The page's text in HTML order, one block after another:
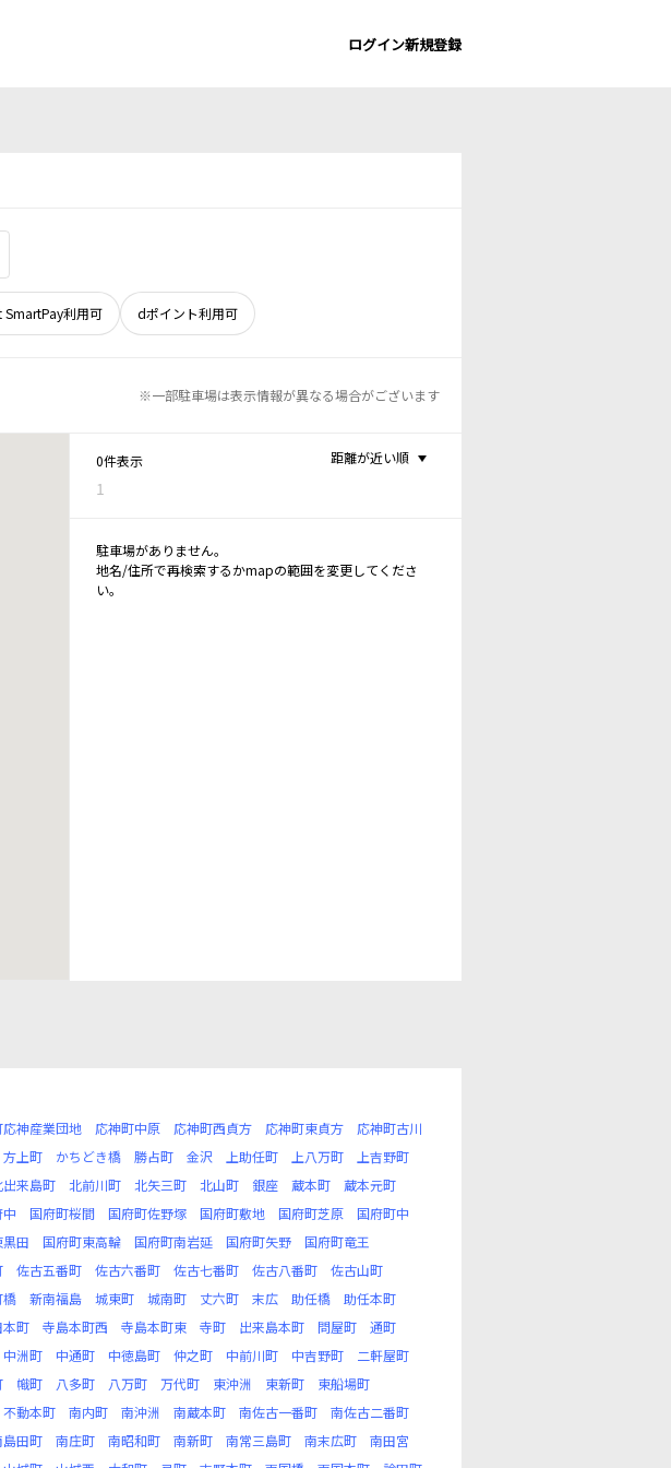
ログイン新規登録
SmartPay利用可 dポイント利用可
※一部駐車場は表示情報が異なる場合がございます
0件表示
1
距離が近い順
駐車場がありません。
地名/住所で再検索するかmapの範囲を変更してくださ
い。
応神産業団地 応神町中原 応神町西貞方 応神町東貞方
応神町古川
方上町 かちどき橋 勝占町 金沢 上助任町 上八万町
上吉野町
出来島町 北前川町 北矢三町 北山町 銀座 蔵本町
蔵本元町
国府町桜間 国府町佐野塚 国府町敷地 国府町芝原
国府町中
田 国府町東高輪 国府町南岩延 国府町矢野
国府町竜王
佐古五番町 佐古六番町 佐古七番町 佐古八番町
佐古山町
橋 新南福島 城東町 城南町 丈六町 末広 助任橋
助任本町
本町 寺島本町西 寺島本町東 寺町 出来島本町 問屋町
通町
中洲町 中通町 中徳島町 仲之町 中前川町 中吉野町
二軒屋町
幟町 八多町 八万町 万代町 東沖洲 東新町
東船場町
不動本町 南内町 南沖洲 南蔵本町 南佐古一番町
南佐古二番町
島田町 南庄町 南昭和町 南新町 南常三島町 南末広町
南田宮